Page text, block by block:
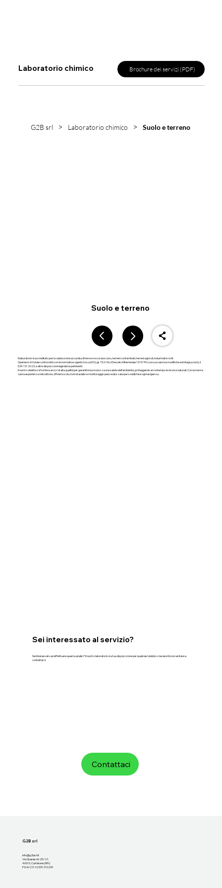
Laboratorio chimico Brochure dei servizi (PDF)
G2B srl > Laboratorio chimico > Suolo e terreno
Suolo e terreno
Il laboratorio è accreditato per la valutazione accurata di terre e rocce da scavo, terreni contaminati, terreni agricoli, industriali e civili.
Operiamo in totale conformità con le normative vigenti, tra cui il D.Lgs 152/06, il Decreto Ministeriale 13/9/99 (con successive modifiche ed integrazioni), il
D.M. 13/2023, e altre disposizioni legislative pertinenti.
Il nostro obiettivo è fornire servizi di alta qualità per garantire la sicurezza e la salute dell'ambiente, proteggendo al contempo le risorse naturali. Con la nostra
vasta esperienza nel settore, offriamo soluzioni di analisi e monitoraggio personalizzate per soddisfare ogni esigenza.
Contattaci
Sei interessato al servizio?
Sei interessato ad effettuare questa analisi? Il nostro laboratorio è a tua disposizione per qualsiasi dubbio o necessità non esitare a
contattarci.
G2B srl
info@g2bsrl.it
Via Guareschi 25/27,
46010, Curtatone (MN)
P.IVA/C.F. 02331210209